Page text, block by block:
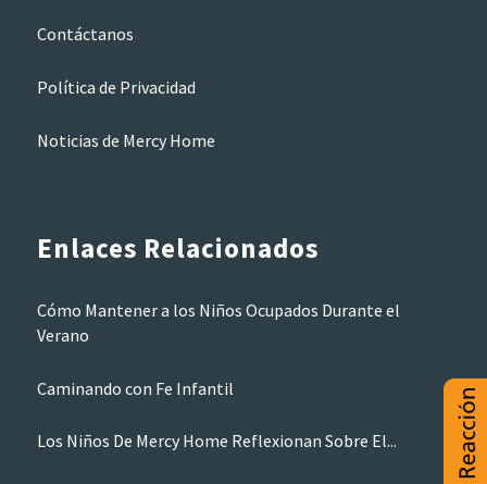
Contáctanos
Política de Privacidad
Noticias de Mercy Home
Enlaces Relacionados
Cómo Mantener a los Niños Ocupados Durante el
Verano
Caminando con Fe Infantil
Los Niños De Mercy Home Reflexionan Sobre El...